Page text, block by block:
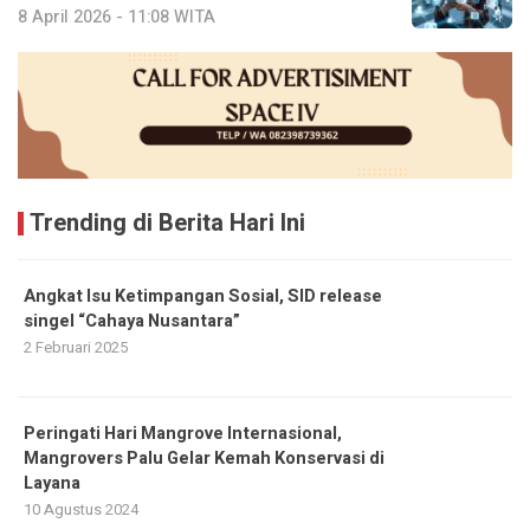
8 April 2026 - 11:08 WITA
Trending di Berita Hari Ini
Angkat Isu Ketimpangan Sosial, SID release
singel “Cahaya Nusantara”
2 Februari 2025
Peringati Hari Mangrove Internasional,
Mangrovers Palu Gelar Kemah Konservasi di
Layana
10 Agustus 2024